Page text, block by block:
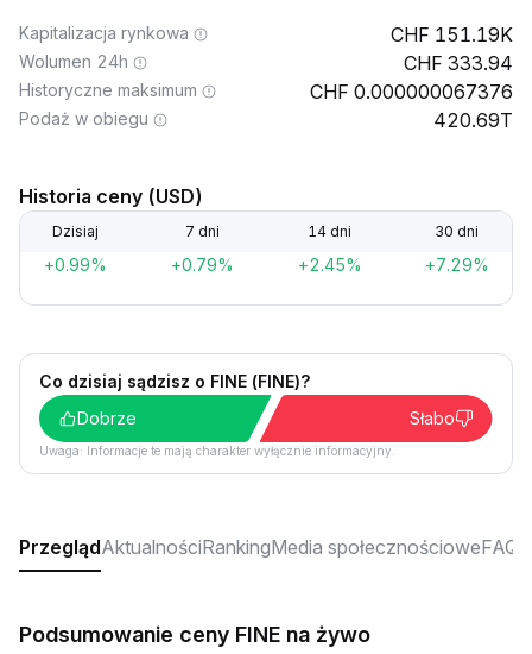
Kapitalizacja rynkowa 151.19K
Wolumen 24h 333.94
Historyczne maksimum 0.000000067376
Podaż w obiegu 420.69T
Historia ceny (USD)
Dzisiaj 7 dni 14 dni 30 dni
+0.99% +0.79% +2.45% +7.29%
Co dzisiaj sądzisz o FINE (FINE)?
Dobrze
Słabo
Uwaga: Informacje te mają charakter wyłącznie informacyjny.
PrzeglądAktualnościRankingMedia społecznościoweFAQ
Podsumowanie ceny FINE na żywo